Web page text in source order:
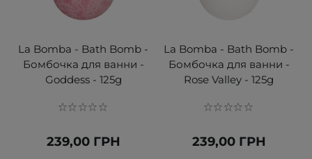
La Bomba - Bath Bomb -
Бомбочка для ванни -
Goddess - 125g
239,00 ГРН
La Bomba - Bath Bomb -
Бомбочка для ванни -
Rose Valley - 125g
239,00 ГРН